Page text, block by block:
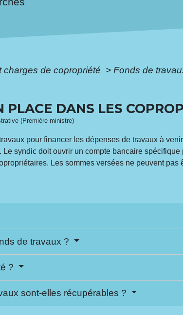
charges de copropriété > Fonds de
DANS LES
(Première ministre)
pour financer les dépenses de travaux à
syndic doit ouvrir un compte bancaire
Les sommes versées ne peuvent
de travaux ?
?
sont-elles récupérables ?